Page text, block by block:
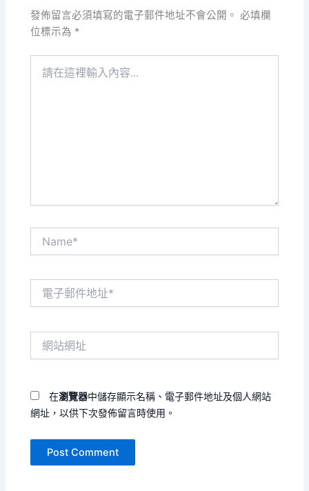
發佈留言必須填寫的電子郵件地址不會公開。 必填欄
位標示為 *
在瀏覽器中儲存顯示名稱、電子郵件地址及個人網站
網址，以供下次發佈留言時使用。